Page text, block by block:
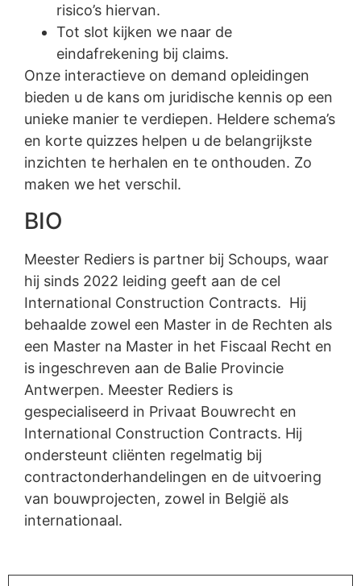
risico’s hiervan.
Tot slot kijken we naar de
eindafrekening bij claims.
Onze interactieve on demand opleidingen
bieden u de kans om juridische kennis op een
unieke manier te verdiepen. Heldere schema’s
en korte quizzes helpen u de belangrijkste
inzichten te herhalen en te onthouden. Zo
maken we het verschil.
BIO
Meester Rediers is partner bij Schoups, waar
hij sinds 2022 leiding geeft aan de cel
International Construction Contracts. Hij
behaalde zowel een Master in de Rechten als
een Master na Master in het Fiscaal Recht en
is ingeschreven aan de Balie Provincie
Antwerpen. Meester Rediers is
gespecialiseerd in Privaat Bouwrecht en
International Construction Contracts. Hij
ondersteunt cliënten regelmatig bij
contractonderhandelingen en de uitvoering
van bouwprojecten, zowel in België als
internationaal.